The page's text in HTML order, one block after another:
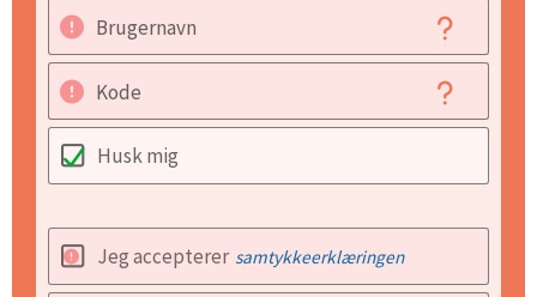
Brugernavn
Kode
Husk mig
Jeg accepterer samtykkeerklæringen